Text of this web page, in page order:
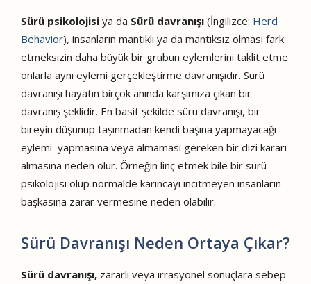
Sürü psikolojisi ya da Sürü davranışı (İngilizce: Herd
Behavior), insanların mantıklı ya da mantıksız olması fark
etmeksizin daha büyük bir grubun eylemlerini taklit etme
onlarla aynı eylemi gerçekleştirme davranışıdır. Sürü
davranışı hayatın birçok anında karşımıza çıkan bir
davranış şeklidir. En basit şekilde sürü davranışı, bir
bireyin düşünüp taşınmadan kendi başına yapmayacağı
eylemi yapmasına veya almaması gereken bir dizi kararı
almasına neden olur. Örneğin linç etmek bile bir sürü
psikolojisi olup normalde karıncayı incitmeyen insanların
başkasına zarar vermesine neden olabilir.
Sürü Davranışı Neden Ortaya Çıkar?
Sürü davranışı, zararlı veya irrasyonel sonuçlara sebep